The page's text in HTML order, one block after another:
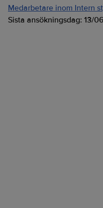
Medarbetare inom Intern
Sista ansökningsdag: 13/